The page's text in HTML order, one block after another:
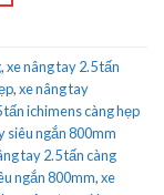
,xe nâng tay 2.5 tấn
,xe nâng tay
tấn ichimens càng hẹp
siêu ngắn 800mm
tay 2.5 tấn càng
ngắn 800mm,xe